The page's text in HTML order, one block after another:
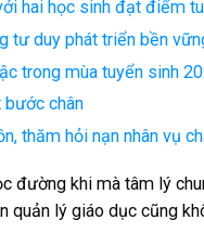
hai học sinh đạt điểm
tư duy phát triển bền
trong mùa tuyển sinh
bước chân
thăm hỏi nạn nhân vụ
đường khi mà tâm lý
quản lý giáo dục cũng